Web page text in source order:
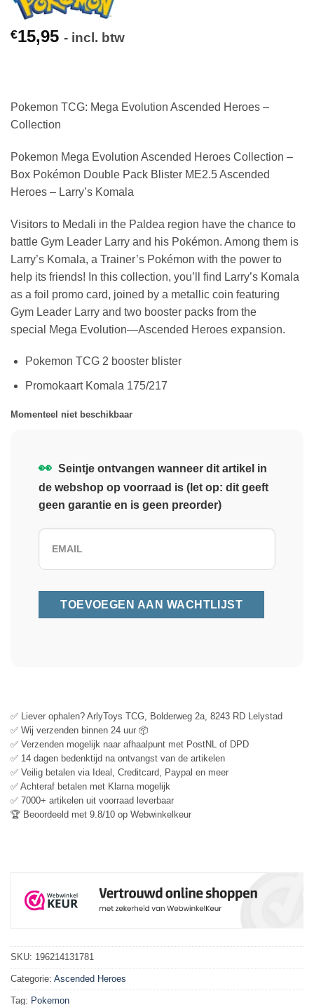
€15,95 - incl. btw
Pokemon TCG: Mega Evolution Ascended Heroes –
Collection
Pokemon Mega Evolution Ascended Heroes Collection –
Box Pokémon Double Pack Blister ME2.5 Ascended
Heroes – Larry’s Komala
Visitors to Medali in the Paldea region have the chance to
battle Gym Leader Larry and his Pokémon. Among them is
Larry’s Komala, a Trainer’s Pokémon with the power to
help its friends! In this collection, you’ll find Larry’s Komala
as a foil promo card, joined by a metallic coin featuring
Gym Leader Larry and two booster packs from the
special Mega Evolution—Ascended Heroes expansion.
Pokemon TCG 2 booster blister
Promokaart Komala 175/217
Momenteel niet beschikbaar
👀 Seintje ontvangen wanneer dit artikel in
de webshop op voorraad is (let op: dit geeft
geen garantie en is geen preorder)
✅ Liever ophalen? ArlyToys TCG, Bolderweg 2a, 8243 RD Lelystad
✅ Wij verzenden binnen 24 uur 📦
✅ Verzenden mogelijk naar afhaalpunt met PostNL of DPD
✅ 14 dagen bedenktijd na ontvangst van de artikelen
✅ Veilig betalen via Ideal, Creditcard, Paypal en meer
✅ Achteraf betalen met Klarna mogelijk
✅ 7000+ artikelen uit voorraad leverbaar
🏆 Beoordeeld met 9.8/10 op Webwinkelkeur
SKU: 196214131781
Categorie: Ascended Heroes
Tag: Pokemon